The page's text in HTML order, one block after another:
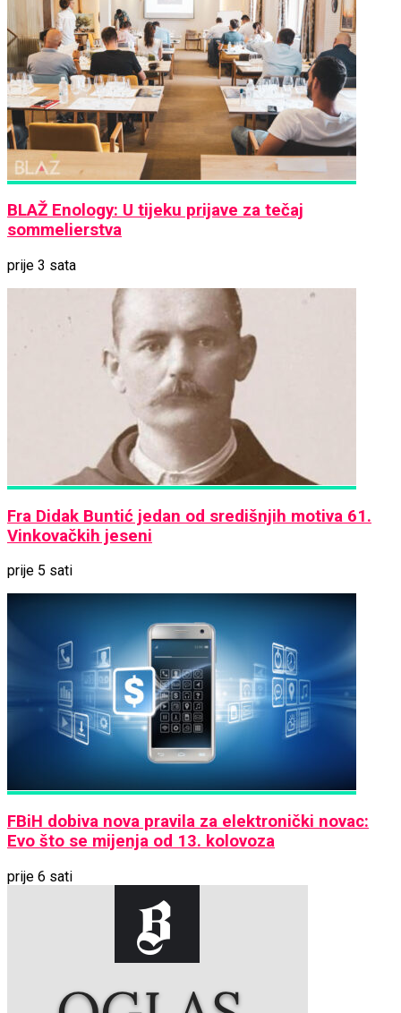
Evo
što
se
mijenja
od
13.
kolovoza
BLAŽ Enology: U tijeku prijave za tečaj
sommelierstva
prije 3 sata
Fra Didak Buntić jedan od središnjih motiva 61.
Vinkovačkih jeseni
prije 5 sati
FBiH dobiva nova pravila za elektronički novac:
Evo što se mijenja od 13. kolovoza
prije 6 sati